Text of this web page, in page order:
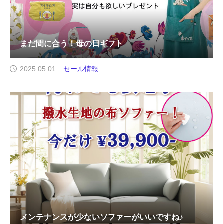
まだ間に合う！母の日ギフト
2025.05.01 セール情報
メンテナンスが少ないソファーがいいですね♪